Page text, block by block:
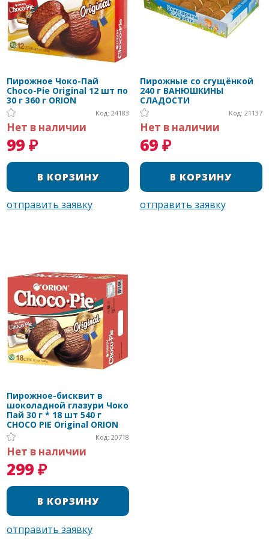
Пирожное Чоко-Пай
Choco-Pie Original 12 шт по
30 г 360 г ORION
Код: 24183
Нет в наличии
99 ₽
Пирожные со сгущёнкой
240 г ВАНЮШКИНЫ
СЛАДОСТИ
Код: 21137
Нет в наличии
69 ₽
Пирожное-бисквит в
шоколадной глазури Чоко
Пай 30 г * 18 шт 540 г
CHOCO PIE Original ORION
Код: 20718
Нет в наличии
299 ₽